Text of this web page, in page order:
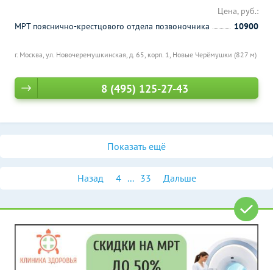
г. Москва, ул. Новочеремушкинская, д. 65, корп. 1, Новые Черёмушки (827 м)
Цена, руб.:
МРТ пояснично-крестцового отдела позвоночника
10900
8 (495) 125-27-43
Показать ещё
Назад 4 ... 33 Дальше